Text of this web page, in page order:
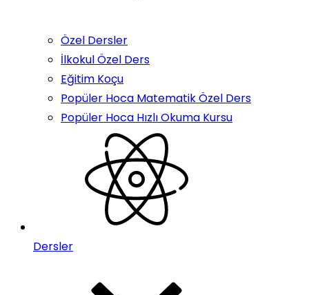
Özel Dersler
İlkokul Özel Ders
Eğitim Koçu
Popüler Hoca Matematik Özel Ders
Popüler Hoca Hızlı Okuma Kursu
Dersler